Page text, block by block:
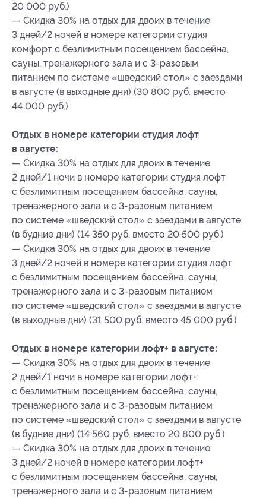
20 000 руб.)
— Скидка 30% на отдых для двоих в течение
3 дней/2 ночей в номере категории студия
комфорт с безлимитным посещением бассейна,
сауны, тренажерного зала и с 3-разовым
питанием по системе «шведский стол» с заездами
в августе (в выходные дни) (30 800 руб. вместо
44 000 руб.)
Отдых в номере категории студия лофт
в августе:
— Скидка 30% на отдых для двоих в течение
2 дней/1 ночи в номере категории студия лофт
с безлимитным посещением бассейна, сауны,
тренажерного зала и с 3-разовым питанием
по системе «шведский стол» с заездами в августе
(в будние дни) (14 350 руб. вместо 20 500 руб.)
— Скидка 30% на отдых для двоих в течение
3 дней/2 ночей в номере категории студия лофт
с безлимитным посещением бассейна, сауны,
тренажерного зала и с 3-разовым питанием
по системе «шведский стол» с заездами в августе
(в выходные дни) (31 500 руб. вместо 45 000 руб.)
Отдых в номере категории лофт+ в августе:
— Скидка 30% на отдых для двоих в течение
2 дней/1 ночи в номере категории лофт+
с безлимитным посещением бассейна, сауны,
тренажерного зала и с 3-разовым питанием
по системе «шведский стол» с заездами в августе
(в будние дни) (14 560 руб. вместо 20 800 руб.)
— Скидка 30% на отдых для двоих в течение
3 дней/2 ночей в номере категории лофт+
с безлимитным посещением бассейна, сауны,
тренажерного зала и с 3-разовым питанием